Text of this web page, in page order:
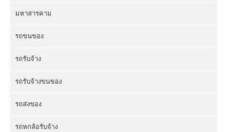
มหาสารคาม
รถขนของ
รถรับจ้าง
รถรับจ้างขนของ
รถส่งของ
รถหกล้อรับจ้าง